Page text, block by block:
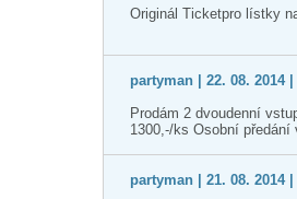
Originál Ticketpro lístky
partyman | 22. 08. 2014 |
Prodám 2 dvoudenní
1300,-/ks Osobní
partyman | 21. 08. 2014 |